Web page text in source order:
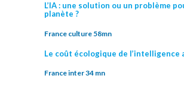
L’IA : une solution ou un problème
planète ?
France culture 58mn
Le coût écologique de
France inter 34 mn